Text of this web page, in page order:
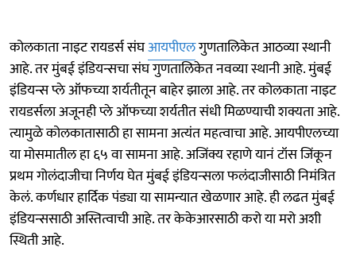
कोलकाता नाइट रायडर्स संघआयपीएलगुणतालिकेत आठव्या स्थानी
आहे. तर मुंबई इंडियन्सचा संघ गुणतालिकेत नवव्या स्थानी आहे. मुंबई
इंडियन्स प्ले ऑफच्या शर्यतीतून बाहेर झाला आहे. तर कोलकाता नाइट
रायडर्सला अजूनही प्ले ऑफच्या शर्यतीत संधी मिळण्याची शक्यता आहे.
त्यामुळे कोलकातासाठी हा सामना अत्यंत महत्वाचा आहे. आयपीएलच्या
या मोसमातील हा ६५ वा सामना आहे. अजिंक्य रहाणे यानं टॉस जिंकून
प्रथम गोलंदाजीचा निर्णय घेत मुंबई इंडियन्सला फलंदाजीसाठी निमंत्रित
केलं. कर्णधार हार्दिक पंड्या या सामन्यात खेळणार आहे. ही लढत मुंबई
इंडियन्ससाठी अस्तित्वाची आहे. तर केकेआरसाठी करो या मरो अशी
स्थिती आहे.